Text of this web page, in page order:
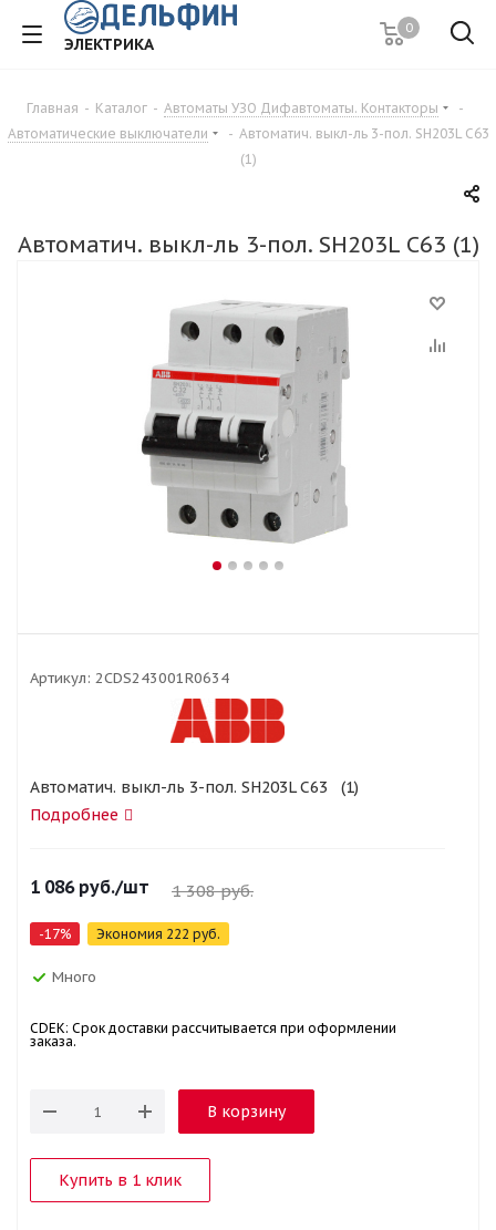
ЭЛЕКТРИКА
0
Главная - Каталог - Автоматы УЗО Дифавтоматы. Контакторы
-
Автоматические выключатели
- Автоматич. выкл-ль 3-пол. SH203L C63
(1)
Автоматич. выкл-ль 3-пол. SH203L C63 (1)
Артикул: 2CDS243001R0634
Автоматич. выкл-ль 3-пол. SH203L C63 (1)
Подробнее
1 086руб./шт 1 308руб.
-17% Экономия 222 руб.
Много
CDEK: Срок доставки рассчитывается при оформлении
заказа.
В корзину
Купить в 1 клик